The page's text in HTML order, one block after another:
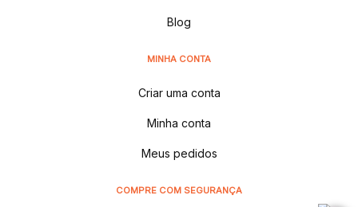
Blog
MINHA CONTA
Criar uma conta
Minha conta
Meus pedidos
COMPRE COM SEGURANÇA